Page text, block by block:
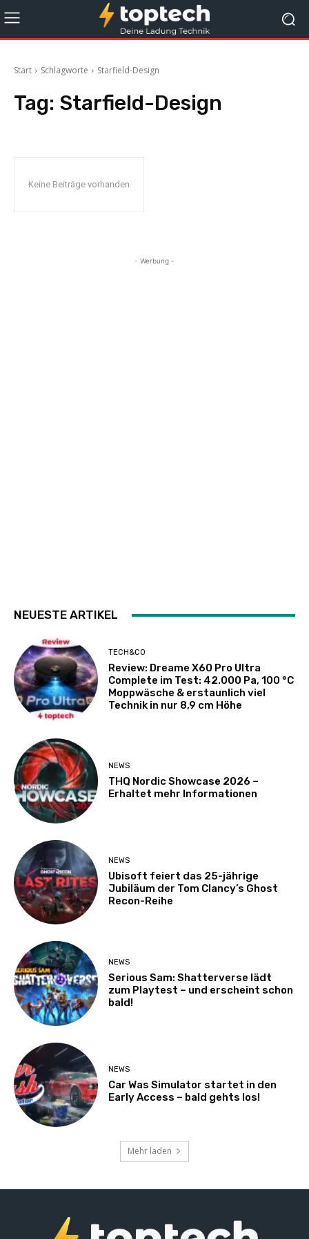
Start Schlagworte Starfield-Design
Tag: Starfield-Design
Keine Beiträge vorhanden
- Werbung -
NEUESTE ARTIKEL
TECH&CO
Review: Dreame X60 Pro Ultra
Complete im Test: 42.000 Pa, 100 °C
Moppwäsche & erstaunlich viel
Technik in nur 8,9 cm Höhe
NEWS
THQ Nordic Showcase 2026 –
Erhaltet mehr Informationen
NEWS
Ubisoft feiert das 25-jährige
Jubiläum der Tom Clancy’s Ghost
Recon-Reihe
NEWS
Serious Sam: Shatterverse lädt
zum Playtest – und erscheint schon
bald!
NEWS
Car Was Simulator startet in den
Early Access – bald gehts los!
Mehr laden